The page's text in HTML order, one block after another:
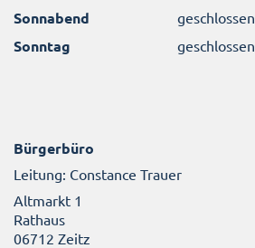
Sonnabend geschlossen
Sonntag geschlossen
Bürgerbüro
Leitung: Constance Trauer
Altmarkt 1
Rathaus
06712 Zeitz